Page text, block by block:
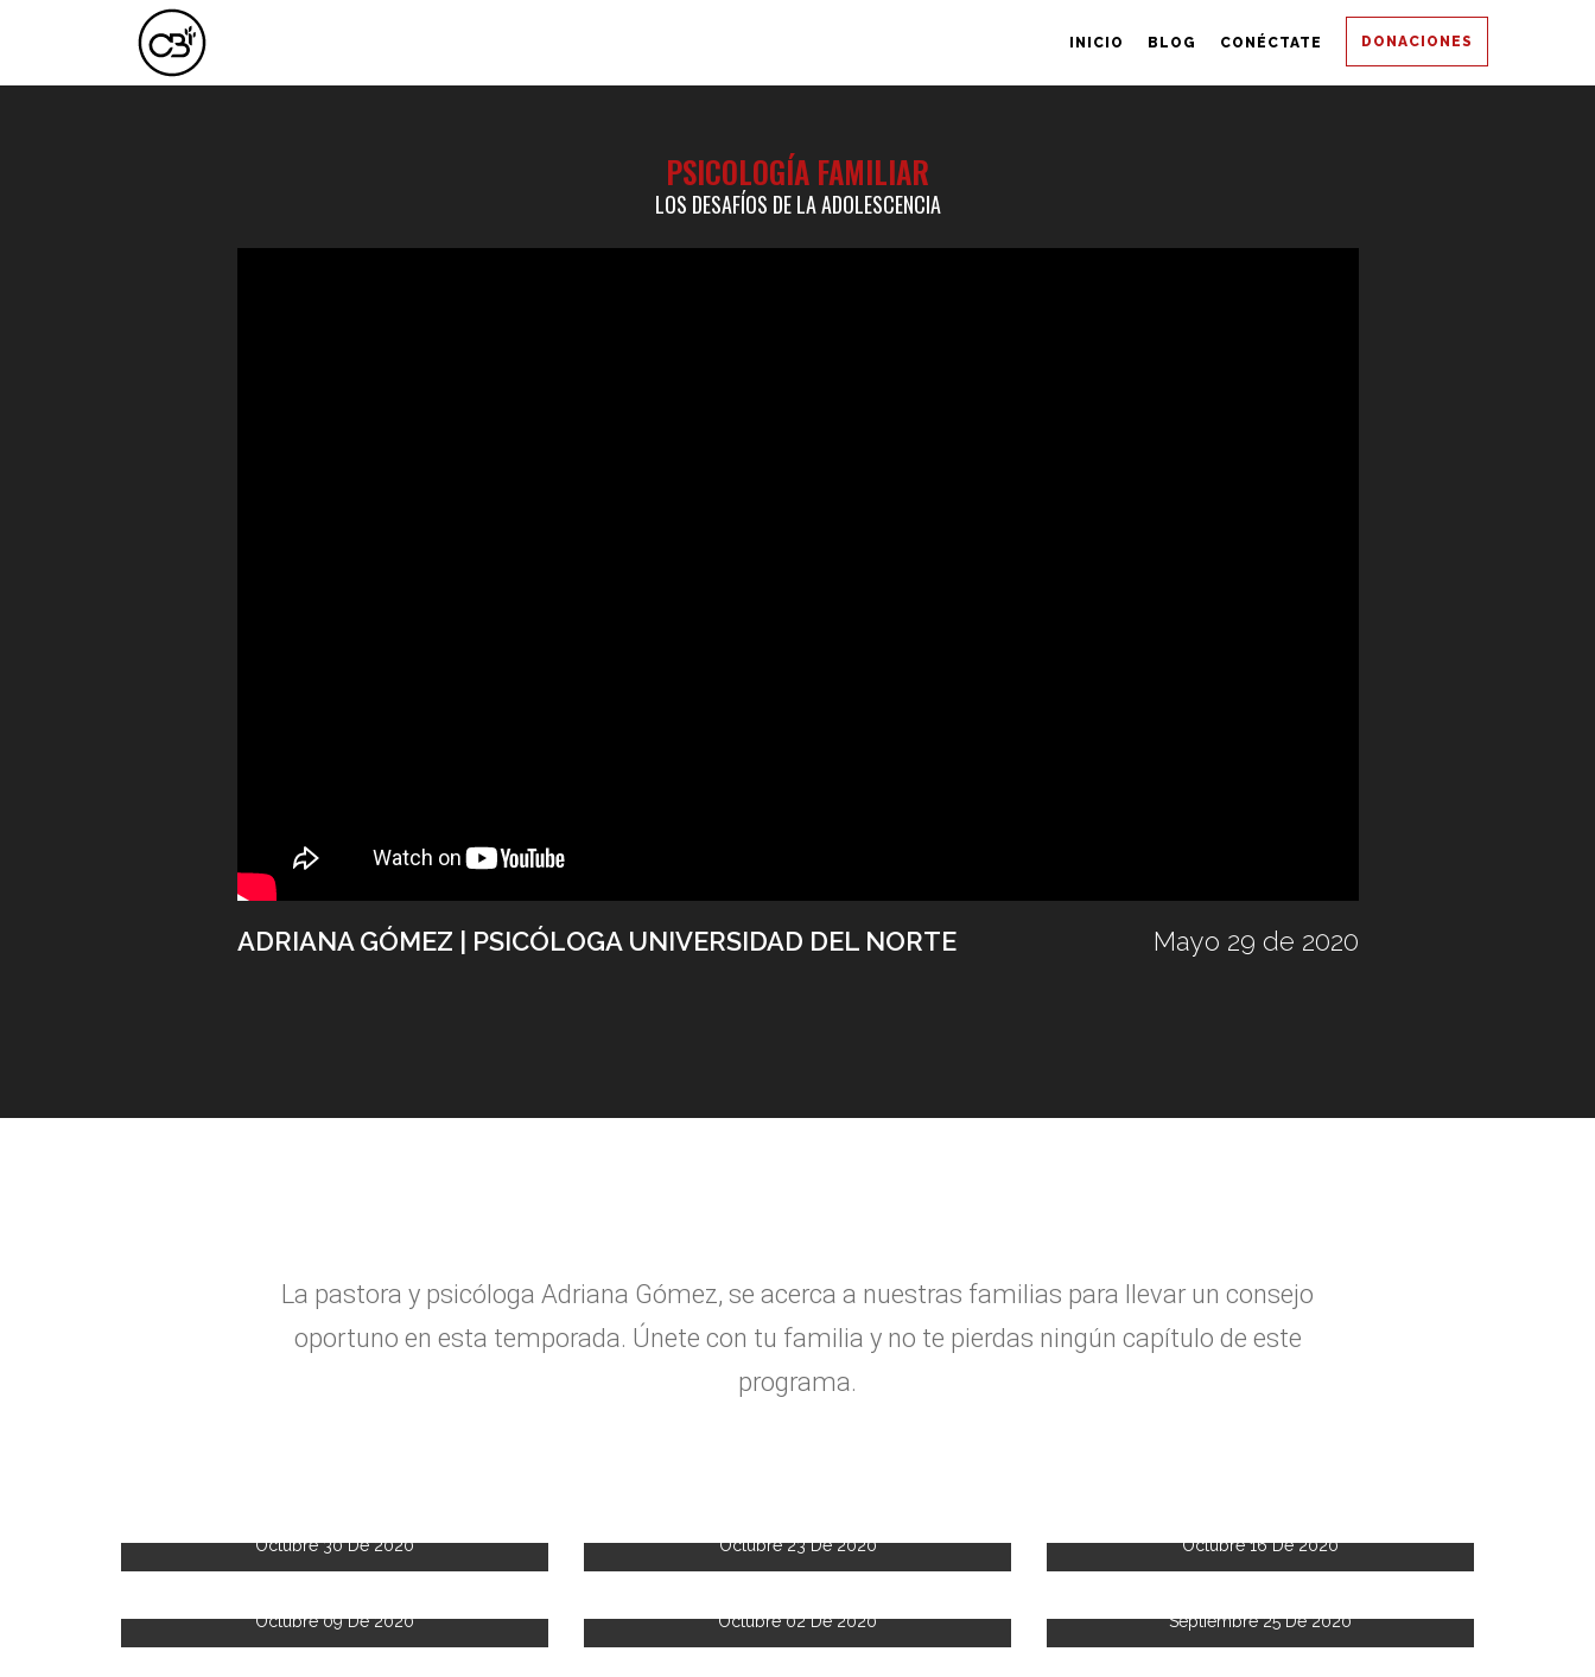
INICIO BLOG CONÉCTATE DONACIONES
PSICOLOGÍA FAMILIAR
LOS DESAFÍOS DE LA ADOLESCENCIA
ADRIANA GÓMEZ | PSICÓLOGA UNIVERSIDAD DEL NORTE Mayo 29 de 2020
La pastora y psicóloga Adriana Gómez, se acerca a nuestras familias para llevar un consejo
oportuno en esta temporada. Únete con tu familia y no te pierdas ningún capítulo de este
programa.
Octubre 30 De 2020 Octubre 23 De 2020 Octubre 16 De 2020
Octubre 09 De 2020 Octubre 02 De 2020 Septiembre 25 De 2020